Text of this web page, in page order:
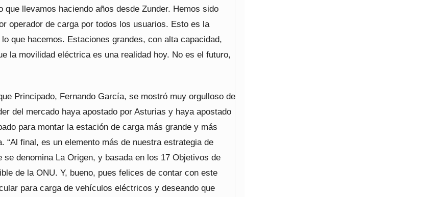
que llevamos haciendo años desde Zunder. Hemos sido
operador de carga por todos los usuarios. Esto es la
que hacemos. Estaciones grandes, con alta capacidad,
la movilidad eléctrica es una realidad hoy. No es el futuro,
Principado, Fernando García, se mostró muy orgulloso de
del mercado haya apostado por Asturias y haya apostado
para montar la estación de carga más grande y más
“Al final, es un elemento más de nuestra estrategia de
se denomina La Origen, y basada en los 17 Objetivos de
de la ONU. Y, bueno, pues felices de contar con este
para carga de vehículos eléctricos y deseando que